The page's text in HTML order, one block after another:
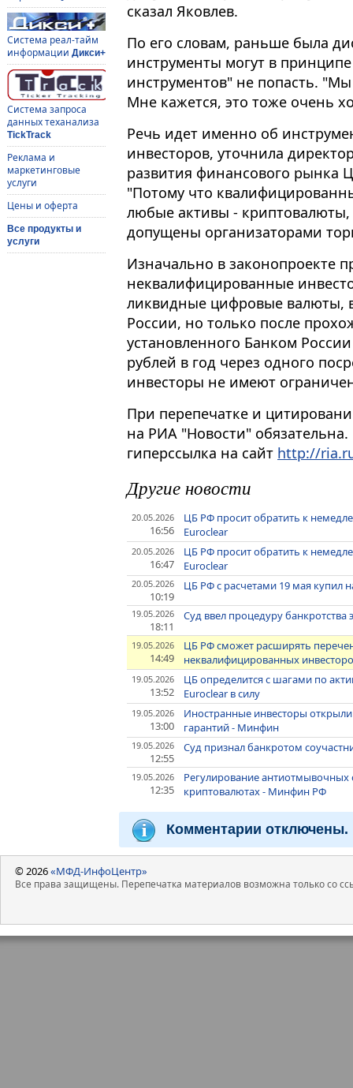
Система реал-тайм
информации Дикси+
Система запроса
данных теханализа
TickTrack
Реклама и
маркетинговые
услуги
Цены и оферта
Все продукты и
услуги
сказал Яковлев.
По его словам, раньше была
инструменты могут в
инструментов" не попасть.
Мне кажется, это тоже очень
Речь идет именно об
инвесторов, уточнила
развития финансового рынка
"Потому что
любые активы - криптовалюты,
допущены организаторами
Изначально в законопроекте
неквалифицированные
ликвидные цифровые валюты,
России, но только после
установленного Банком
рублей в год через одного
инвесторы не имеют
При перепечатке и
на РИА "Новости"
гиперссылка на сайт http://
Другие новости
20.05.2026
16:56
ЦБ РФ просит обратить к
Euroclear
20.05.2026
16:47
ЦБ РФ просит обратить к
Euroclear
20.05.2026
10:19
ЦБ РФ с расчетами 19 мая купил
19.05.2026
18:11
Суд ввел процедуру банкротства
19.05.2026
14:49
ЦБ РФ сможет расширять
неквалифицированных
19.05.2026
13:52
ЦБ определится с шагами по
Euroclear в силу
19.05.2026
13:00
Иностранные инвесторы
гарантий - Минфин
19.05.2026
12:55
Суд признал банкротом
19.05.2026
12:35
Регулирование антиотмывочных
криптовалютах - Минфин РФ
Комментарии отключены.
© 2026«МФД-ИнфоЦентр»
Все права защищены. Перепечатка материалов возможна только со